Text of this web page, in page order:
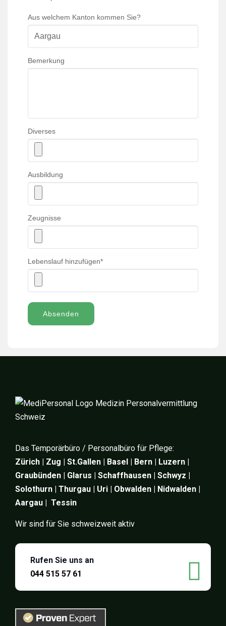
Aus welchem Kanton kommen Sie?
Bemerkung
Diverses
Ausbildung
Zeugnisse
Lebenslauf hinzufügen*
Absenden
Das Temporärbüro / Personalbüro für Pflege:
Zürich | Zug | St.Gallen | Basel | Bern | Luzern |
Graubünden | Glarus | Schaffhausen | Schwyz |
Solothurn | Thurgau | Uri | Obwalden | Nidwalden |
Aargau | Tessin
Wir sind für Sie schweizweit aktiv
Rufen Sie uns an
044 515 57 61